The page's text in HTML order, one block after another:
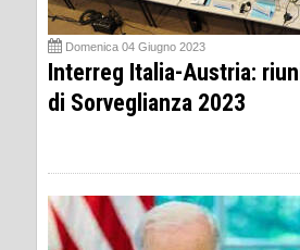
Domenica 04 Giugno 2023
Interreg Italia-Austria:
di Sorveglianza 2023